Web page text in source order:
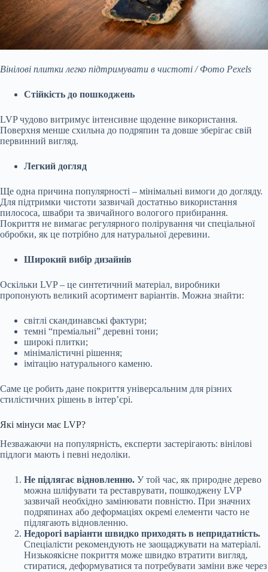
Вінілові плитки легко підтримувати в чистоті / Фото Pexels
Стійкість до пошкоджень
LVP чудово витримує інтенсивне щоденне використання.
Поверхня менше схильна до подряпин та довше зберігає свій
первинний вигляд.
Легкий догляд
Ще одна причина популярності – мінімальні вимоги до догляду.
Для підтримки чистоти зазвичай достатньо використання
пилососа, швабри та звичайного вологого прибирання.
Покриття не вимагає регулярного полірування чи спеціальної
обробки, як це потрібно для натуральної деревини.
Широкий вибір дизайнів
Оскільки LVP – це синтетичний матеріал, виробники
пропонують великий асортимент варіантів. Можна знайти:
світлі скандинавські фактури;
темні “преміальні” деревні тони;
широкі плитки;
мінімалістичні рішення;
імітацію натурального каменю.
Саме це робить дане покриття універсальним для різних
стилістичних рішень в інтер’єрі.
Які мінуси має LVP?
Незважаючи на популярність, експерти застерігають: вінілові
підлоги мають і певні недоліки.
Не підлягає відновленню. У той час, як природне дерево
можна шліфувати та реставрувати, пошкоджену LVP
зазвичай необхідно замінювати повністю. При значних
подряпинах або деформаціях окремі елементи часто не
підлягають відновленню.
Недорогі варіанти швидко приходять в непридатність.
Спеціалісти рекомендують не заощаджувати на матеріалі.
Низькоякісне покриття може швидко втратити вигляд,
стиратися, деформуватися та потребувати заміни вже через